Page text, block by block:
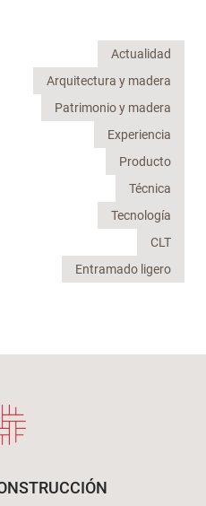
Actualidad
Arquitectura y madera
Patrimonio y madera
Experiencia
Producto
Técnica
Tecnología
CLT
Entramado ligero